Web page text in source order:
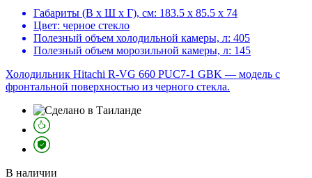
Габариты (В х Ш х Г), см: 183.5 х 85.5 х 74
Цвет: черное стекло
Полезный объем холодильной камеры, л: 405
Полезный объем морозильной камеры, л: 145
Холодильник Hitachi R-VG 660 PUC7-1 GBK — модель с
фронтальной поверхностью из черного стекла.
В наличии